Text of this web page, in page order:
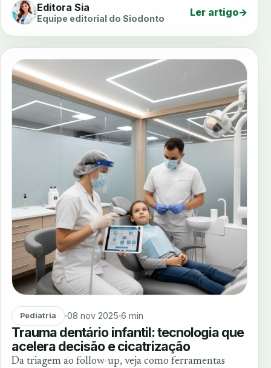
Editora Sia
Equipe editorial do Siodonto Ler artigo→
Pediatria 08 nov 2025 6 min
Trauma dentário infantil: tecnologia que
acelera decisão e cicatrização
Da triagem ao follow-up, veja como ferramentas